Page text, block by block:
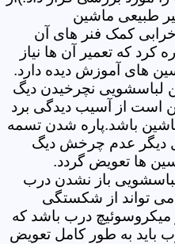
طبیعی ماشین
کمک فنر های آن
کرد که تعمیر آن ها نیاز
های آموزش دیده دارد.
نچرخیدن دیگ
است از آسیب دیدگی برد
ماشین باشد.پاره شدن تسمه
دیگر عدم چرخش دیگ
ها تعویض گردد.
باز نشدن درب
تواند از شکستگی
میکروسوئیچ درب باشد که
به طور کامل تعویض